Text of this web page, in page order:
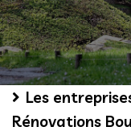
Les
Rénovations